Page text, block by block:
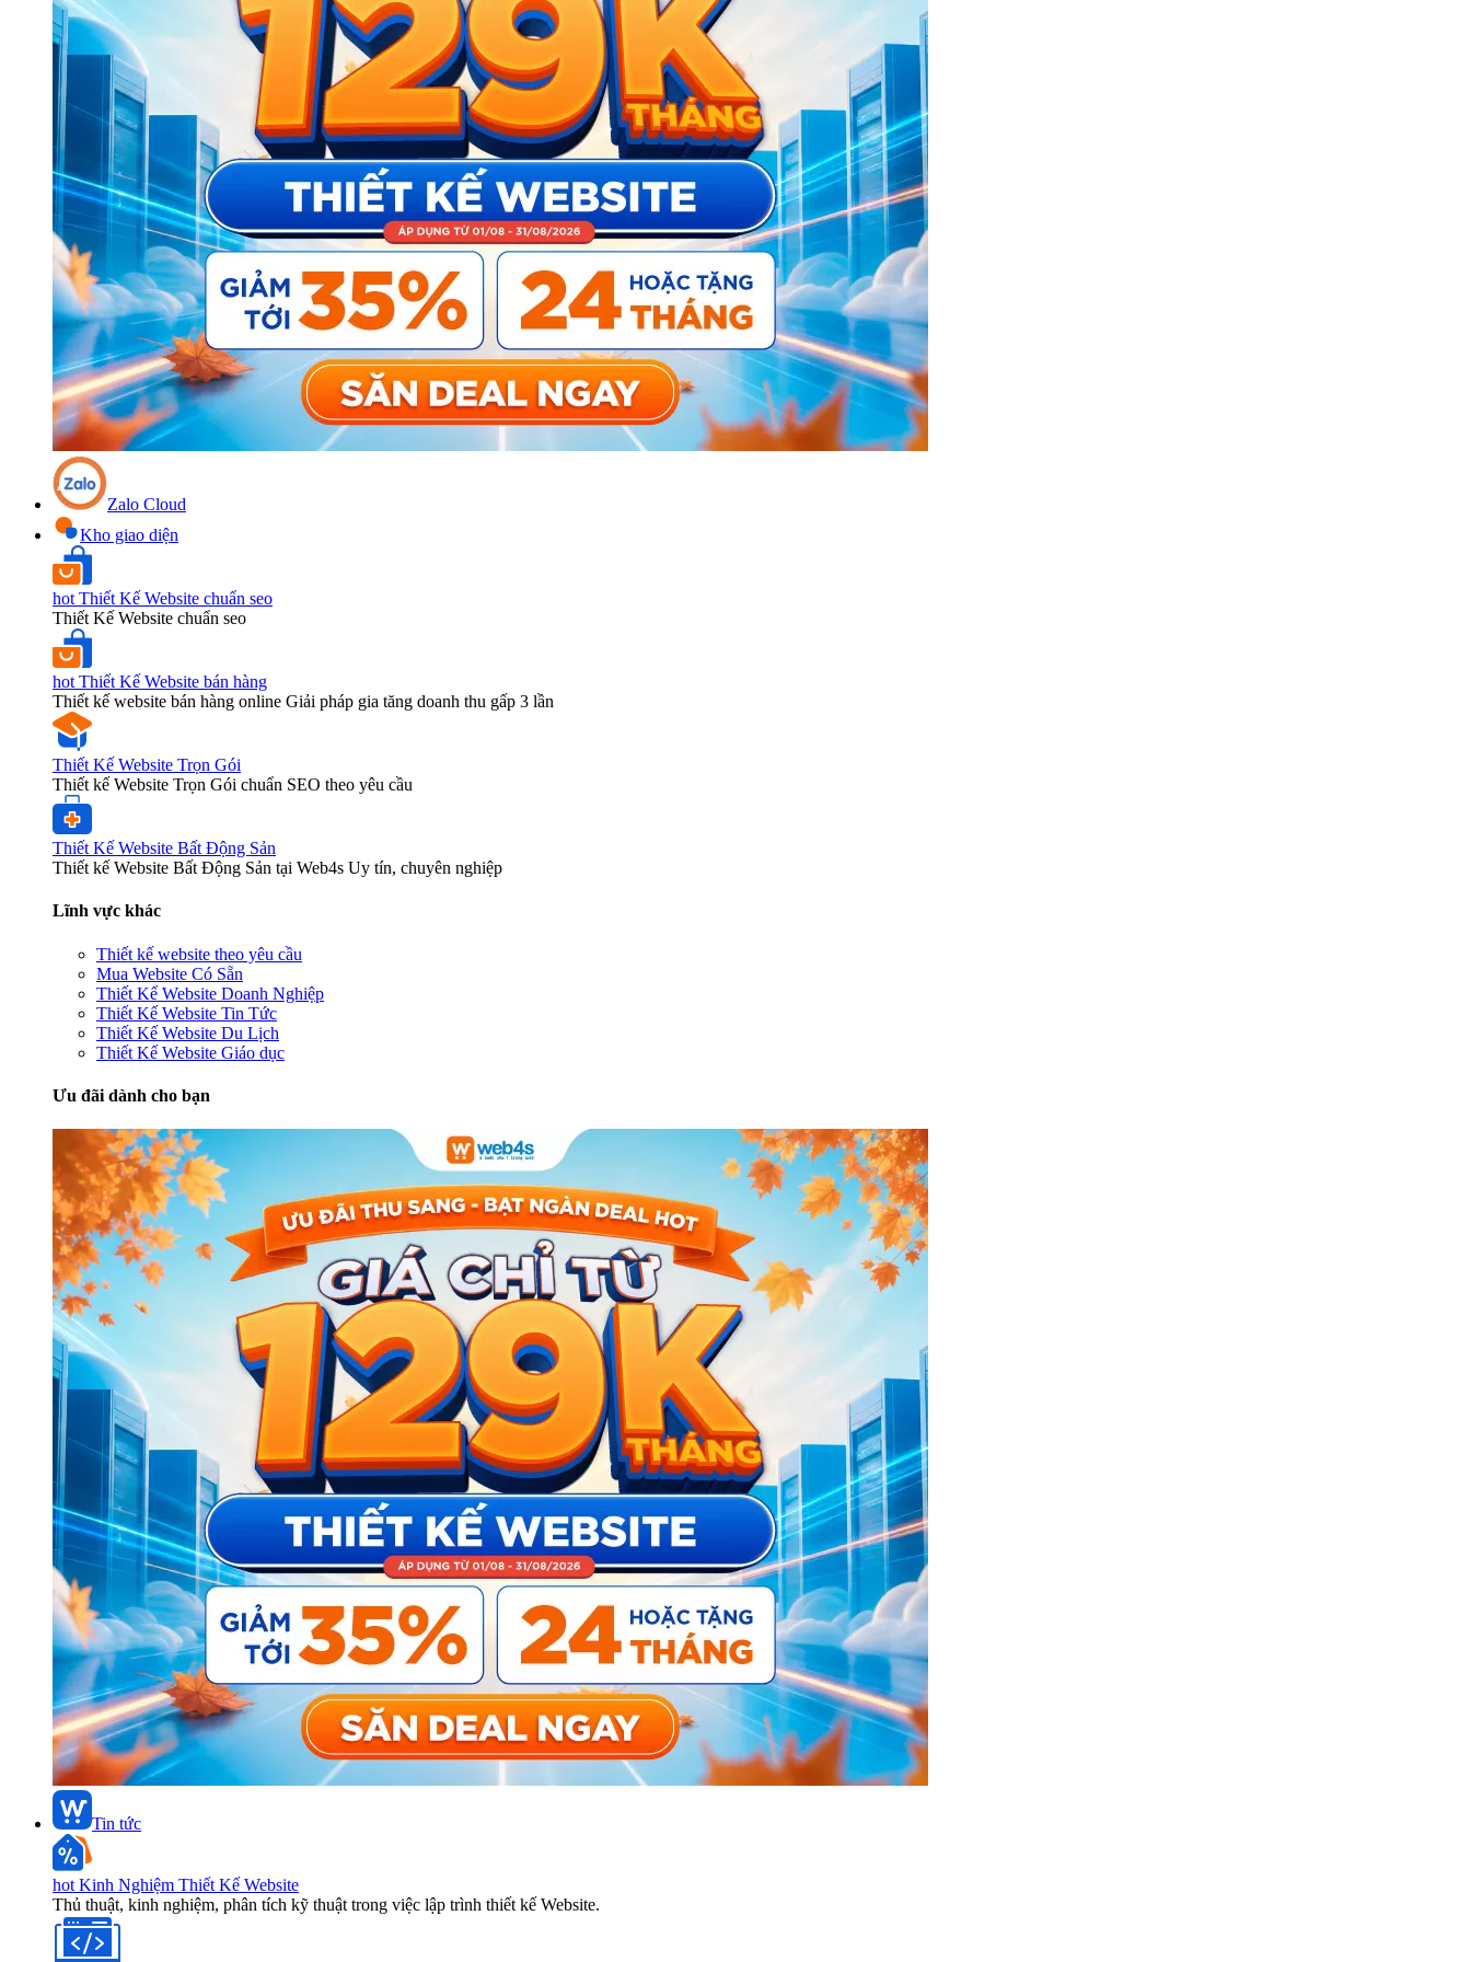
Zalo Cloud
Kho giao diện
hot Thiết Kế Website chuẩn seo
Thiết Kế Website chuẩn seo
hot Thiết Kế Website bán hàng
Thiết kế website bán hàng online Giải pháp gia tăng doanh thu gấp 3 lần
Thiết Kế Website Trọn Gói
Thiết kế Website Trọn Gói chuẩn SEO theo yêu cầu
Thiết Kế Website Bất Động Sản
Thiết kế Website Bất Động Sản tại Web4s Uy tín, chuyên nghiệp
Lĩnh vực khác
Thiết kế website theo yêu cầu
Mua Website Có Sẵn
Thiết Kế Website Doanh Nghiệp
Thiết Kế Website Tin Tức
Thiết Kế Website Du Lịch
Thiết Kế Website Giáo dục
Ưu đãi dành cho bạn
Tin tức
hot Kinh Nghiệm Thiết Kế Website
Thủ thuật, kinh nghiệm, phân tích kỹ thuật trong việc lập trình thiết kế Website.